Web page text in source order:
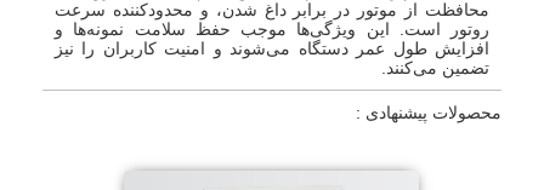
محافظت از موتور در برابر داغ شدن، و محدودکننده سرعت
روتور است. این ویژگی‌ها موجب حفظ سلامت نمونه‌ها و
افزایش طول عمر دستگاه می‌شوند و امنیت کاربران را نیز
تضمین می‌کنند.
محصولات پیشنهادی :